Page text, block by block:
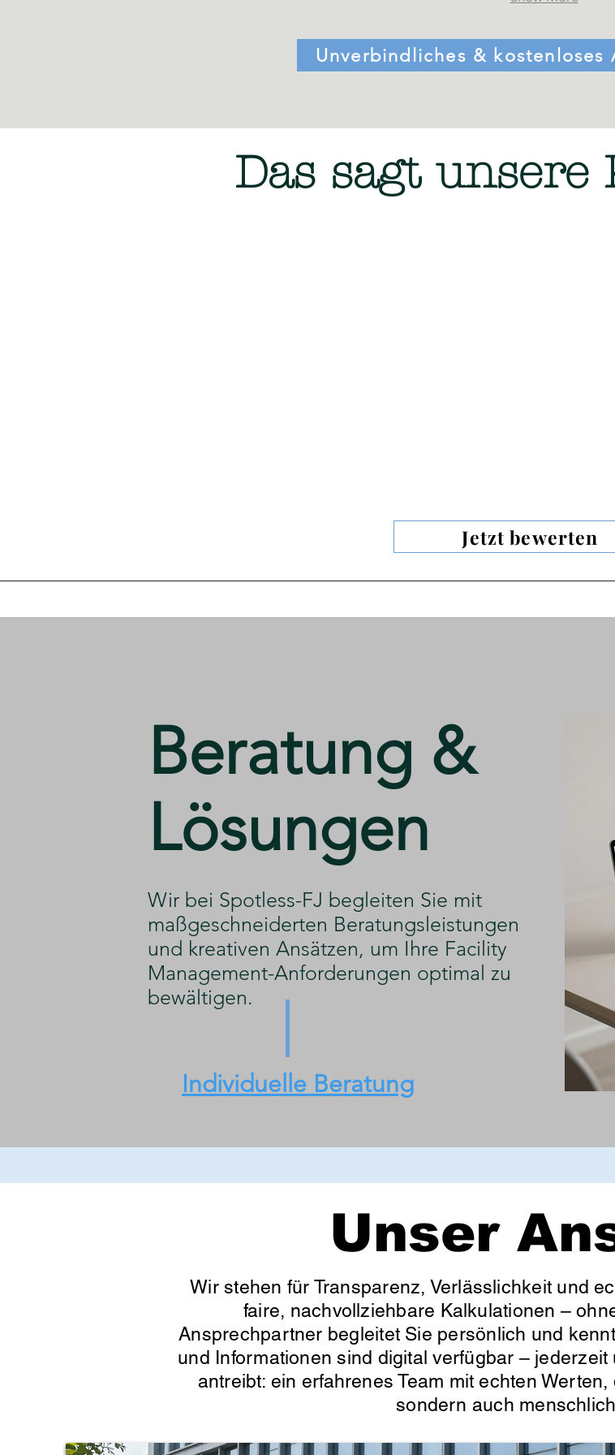
Unverbindliches &
Das sagt unsere
Jetzt bewerten
​Beratung &
Lösungen
​Wir bei Spotless-FJ begleiten Sie mit
maßgeschneiderten Beratungsleistungen
und kreativen Ansätzen, um Ihre Facility
Management-Anforderungen optimal zu
bewältigen.
Individuelle Beratung
Unser
Wir stehen für Transparenz, Verlässlichkeit und
faire, nachvollziehbare Kalkulationen –
Ansprechpartner begleitet Sie persönlich und
und Informationen sind digital verfügbar –
antreibt: ein erfahrenes Team mit echten
sondern auch